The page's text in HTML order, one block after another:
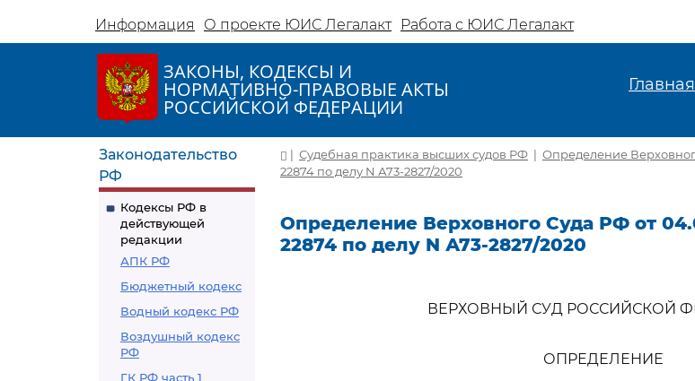
Информация О проекте ЮИС Легалакт Работа с ЮИС Легалакт
ЗАКОНЫ, КОДЕКСЫ И
НОРМАТИВНО-ПРАВОВЫЕ АКТЫ
РОССИЙСКОЙ ФЕДЕРАЦИИ
Главная
Законодательство
РФ
Кодексы РФ в
действующей
редакции
АПК РФ
Бюджетный кодекс
Водный кодекс РФ
Воздушный кодекс
РФ
ГК РФ часть 1
| Судебная практика высших судов РФ | Определение
22874 по делу N А73-2827/2020
Определение Верховного Суда РФ от
22874 по делу N А73-2827/2020
ВЕРХОВНЫЙ СУД РОССИЙСКОЙ
ОПРЕДЕЛЕНИЕ